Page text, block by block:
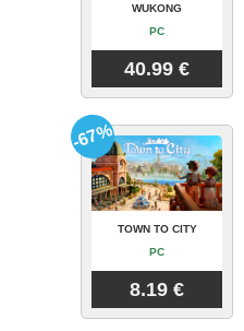
WUKONG
PC
40.99 €
TOWN TO CITY
PC
8.19 €
-67%